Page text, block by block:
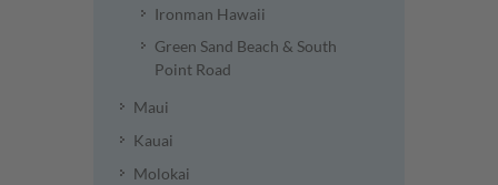
Ironman Hawaii
Green Sand Beach & South
Point Road
Maui
Kauai
Molokai